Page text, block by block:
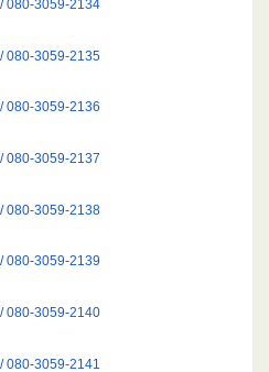
080-3059-2134
080-3059-2135
080-3059-2136
080-3059-2137
080-3059-2138
080-3059-2139
080-3059-2140
080-3059-2141